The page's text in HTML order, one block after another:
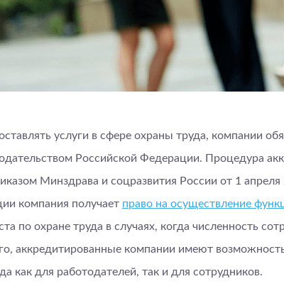
услуги в сфере охраны труда, компании
Российской Федерации. Процедура
Минздрава и соцразвития России от 1
компания получает право на осуществление
по охране труда в случаях, когда численность
аккредитированные компании имеют
как для работодателей, так и для сотрудников.